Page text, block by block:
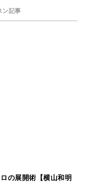
ン記事
の展開術【横山和明